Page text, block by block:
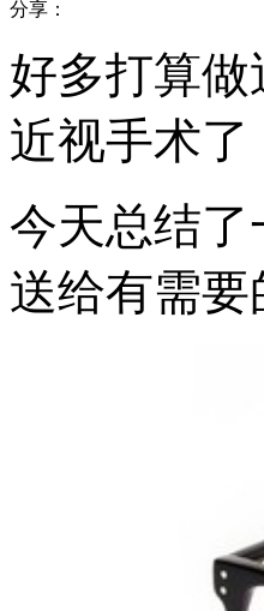
分享：
好多打算
近视手术了
今天总结
送给有需要